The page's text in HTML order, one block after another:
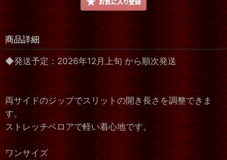
商品詳細
◆発送予定：2026年12月上旬 から順次発送
両サイドのジップでスリットの開き長さを調整できま
す。
ストレッチベロアで軽い着心地です。
ワンサイズ